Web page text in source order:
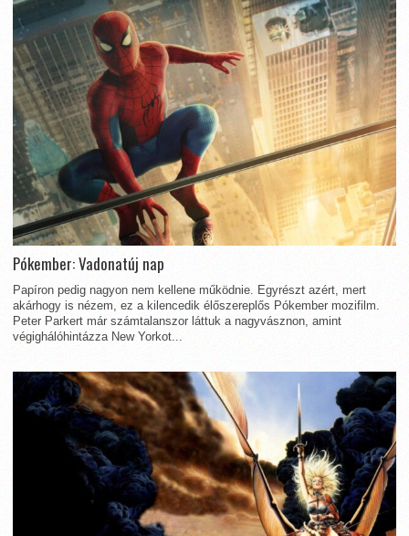
Pókember: Vadonatúj nap
Papíron pedig nagyon nem kellene működnie. Egyrészt azért, mert
akárhogy is nézem, ez a kilencedik élőszereplős Pókember mozifilm.
Peter Parkert már számtalanszor láttuk a nagyvásznon, amint
végighálóhintázza New Yorkot...